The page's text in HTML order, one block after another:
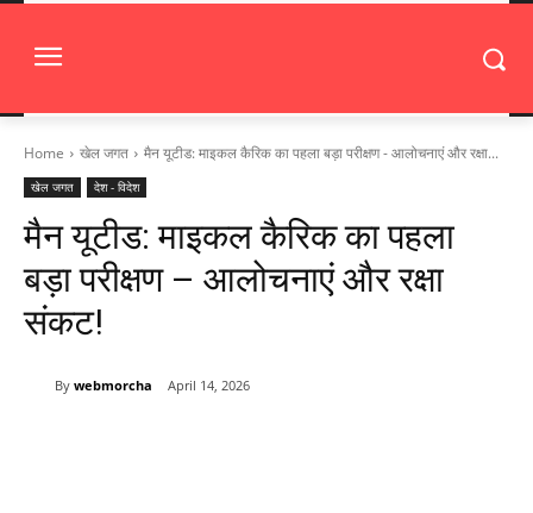
Home खेल जगत मैन यूटीड: माइकल कैरिक का पहला बड़ा परीक्षण - आलोचनाएं और रक्षा...
खेल जगत देश - विदेश
मैन यूटीड: माइकल कैरिक का पहला
बड़ा परीक्षण – आलोचनाएं और रक्षा
संकट!
By webmorcha April 14, 2026